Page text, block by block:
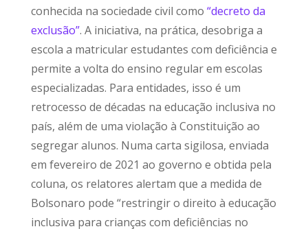
conhecida na sociedade civil como “decreto da
exclusão”. A iniciativa, na prática, desobriga a
escola a matricular estudantes com deficiência e
permite a volta do ensino regular em escolas
especializadas. Para entidades, isso é um
retrocesso de décadas na educação inclusiva no
país, além de uma violação à Constituição ao
segregar alunos. Numa carta sigilosa, enviada
em fevereiro de 2021 ao governo e obtida pela
coluna, os relatores alertam que a medida de
Bolsonaro pode “restringir o direito à educação
inclusiva para crianças com deficiências no